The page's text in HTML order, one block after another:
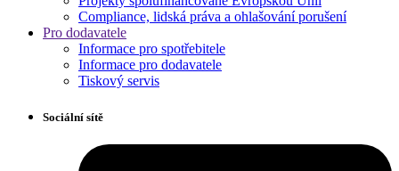
Compliance, lidská práva a ohlašování porušení
Pro dodavatele
Informace pro spotřebitele
Informace pro dodavatele
Tiskový servis
Sociální sítě